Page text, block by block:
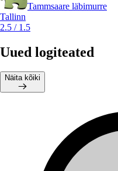
Tammsaare läbimurre
Tallinn
2.5 / 1.5
Uued logiteated
Näita kõiki